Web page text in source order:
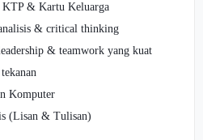
& Kartu Keluarga
& critical thinking
& teamwork yang kuat
Komputer
(Lisan & Tulisan)